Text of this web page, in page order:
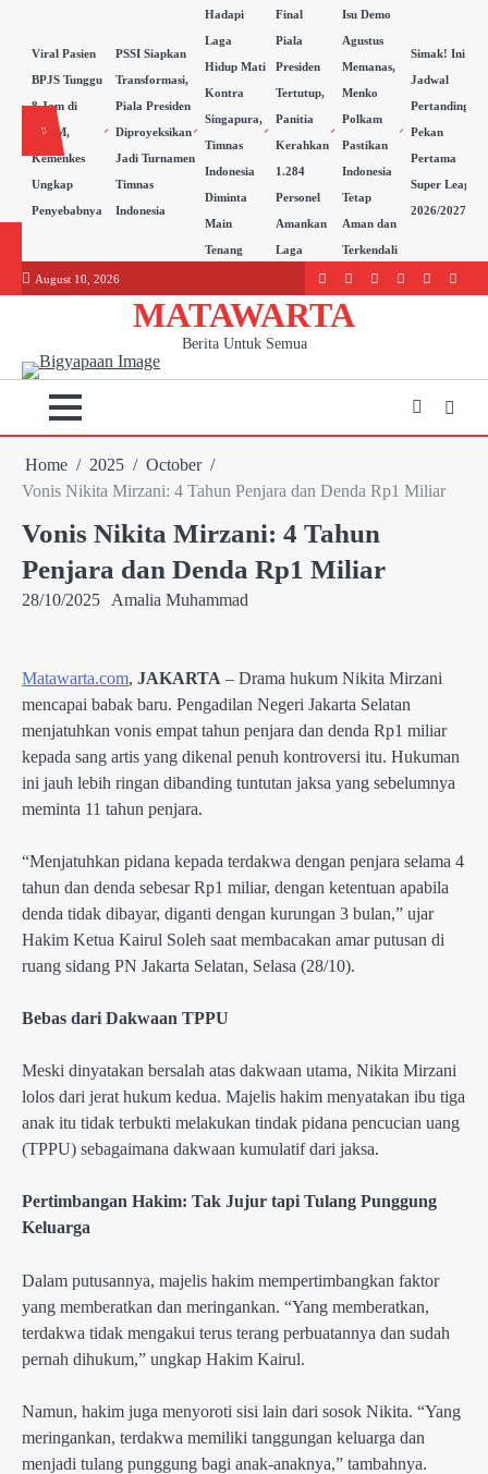
content
Viral Pasien
BPJS Tunggu
8 Jam di
RSCM,
Kemenkes
Ungkap
Penyebabnya
PSSI Siapkan
Transformasi,
Piala Presiden
Diproyeksikan
Jadi Turnamen
Timnas
Indonesia
Hadapi
Laga
Hidup Mati
Kontra
Singapura,
Timnas
Indonesia
Diminta
Main
Tenang
Final
Piala
Presiden
Tertutup,
Panitia
Kerahkan
1.284
Personel
Amankan
Laga
Isu Demo
Agustus
Memanas,
Menko
Polkam
Pastikan
Indonesia
Tetap
Aman dan
Terkendali
Simak! Ini
Jadwal
Pertandingan
Pekan
Pertama
Super League
2026/2027
August 10, 2026 Facebook
LinkedInInstagram
youtubeTwitter
MATAWARTA
Berita Untuk Semua
Home 2025
October
Vonis Nikita Mirzani: 4 Tahun Penjara dan Denda Rp1 Miliar
Vonis Nikita Mirzani: 4 Tahun
Penjara dan Denda Rp1 Miliar
28/10/2025 Amalia Muhammad
Matawarta.com, JAKARTA – Drama hukum Nikita Mirzani
mencapai babak baru. Pengadilan Negeri Jakarta Selatan
menjatuhkan vonis empat tahun penjara dan denda Rp1 miliar
kepada sang artis yang dikenal penuh kontroversi itu. Hukuman
ini jauh lebih ringan dibanding tuntutan jaksa yang sebelumnya
meminta 11 tahun penjara.
“Menjatuhkan pidana kepada terdakwa dengan penjara selama 4
tahun dan denda sebesar Rp1 miliar, dengan ketentuan apabila
denda tidak dibayar, diganti dengan kurungan 3 bulan,” ujar
Hakim Ketua Kairul Soleh saat membacakan amar putusan di
ruang sidang PN Jakarta Selatan, Selasa (28/10).
Bebas dari Dakwaan TPPU
Meski dinyatakan bersalah atas dakwaan utama, Nikita Mirzani
lolos dari jerat hukum kedua. Majelis hakim menyatakan ibu tiga
anak itu tidak terbukti melakukan tindak pidana pencucian uang
(TPPU) sebagaimana dakwaan kumulatif dari jaksa.
Pertimbangan Hakim: Tak Jujur tapi Tulang Punggung
Keluarga
Dalam putusannya, majelis hakim mempertimbangkan faktor
yang memberatkan dan meringankan. “Yang memberatkan,
terdakwa tidak mengakui terus terang perbuatannya dan sudah
pernah dihukum,” ungkap Hakim Kairul.
Namun, hakim juga menyoroti sisi lain dari sosok Nikita. “Yang
meringankan, terdakwa memiliki tanggungan keluarga dan
menjadi tulang punggung bagi anak-anaknya,” tambahnya.